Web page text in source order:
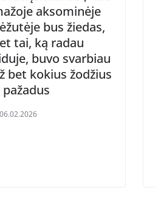
aksominėje
bus žiedas,
tai, ką radau
buvo svarbiau
bet kokius žodžius
06.02.2026